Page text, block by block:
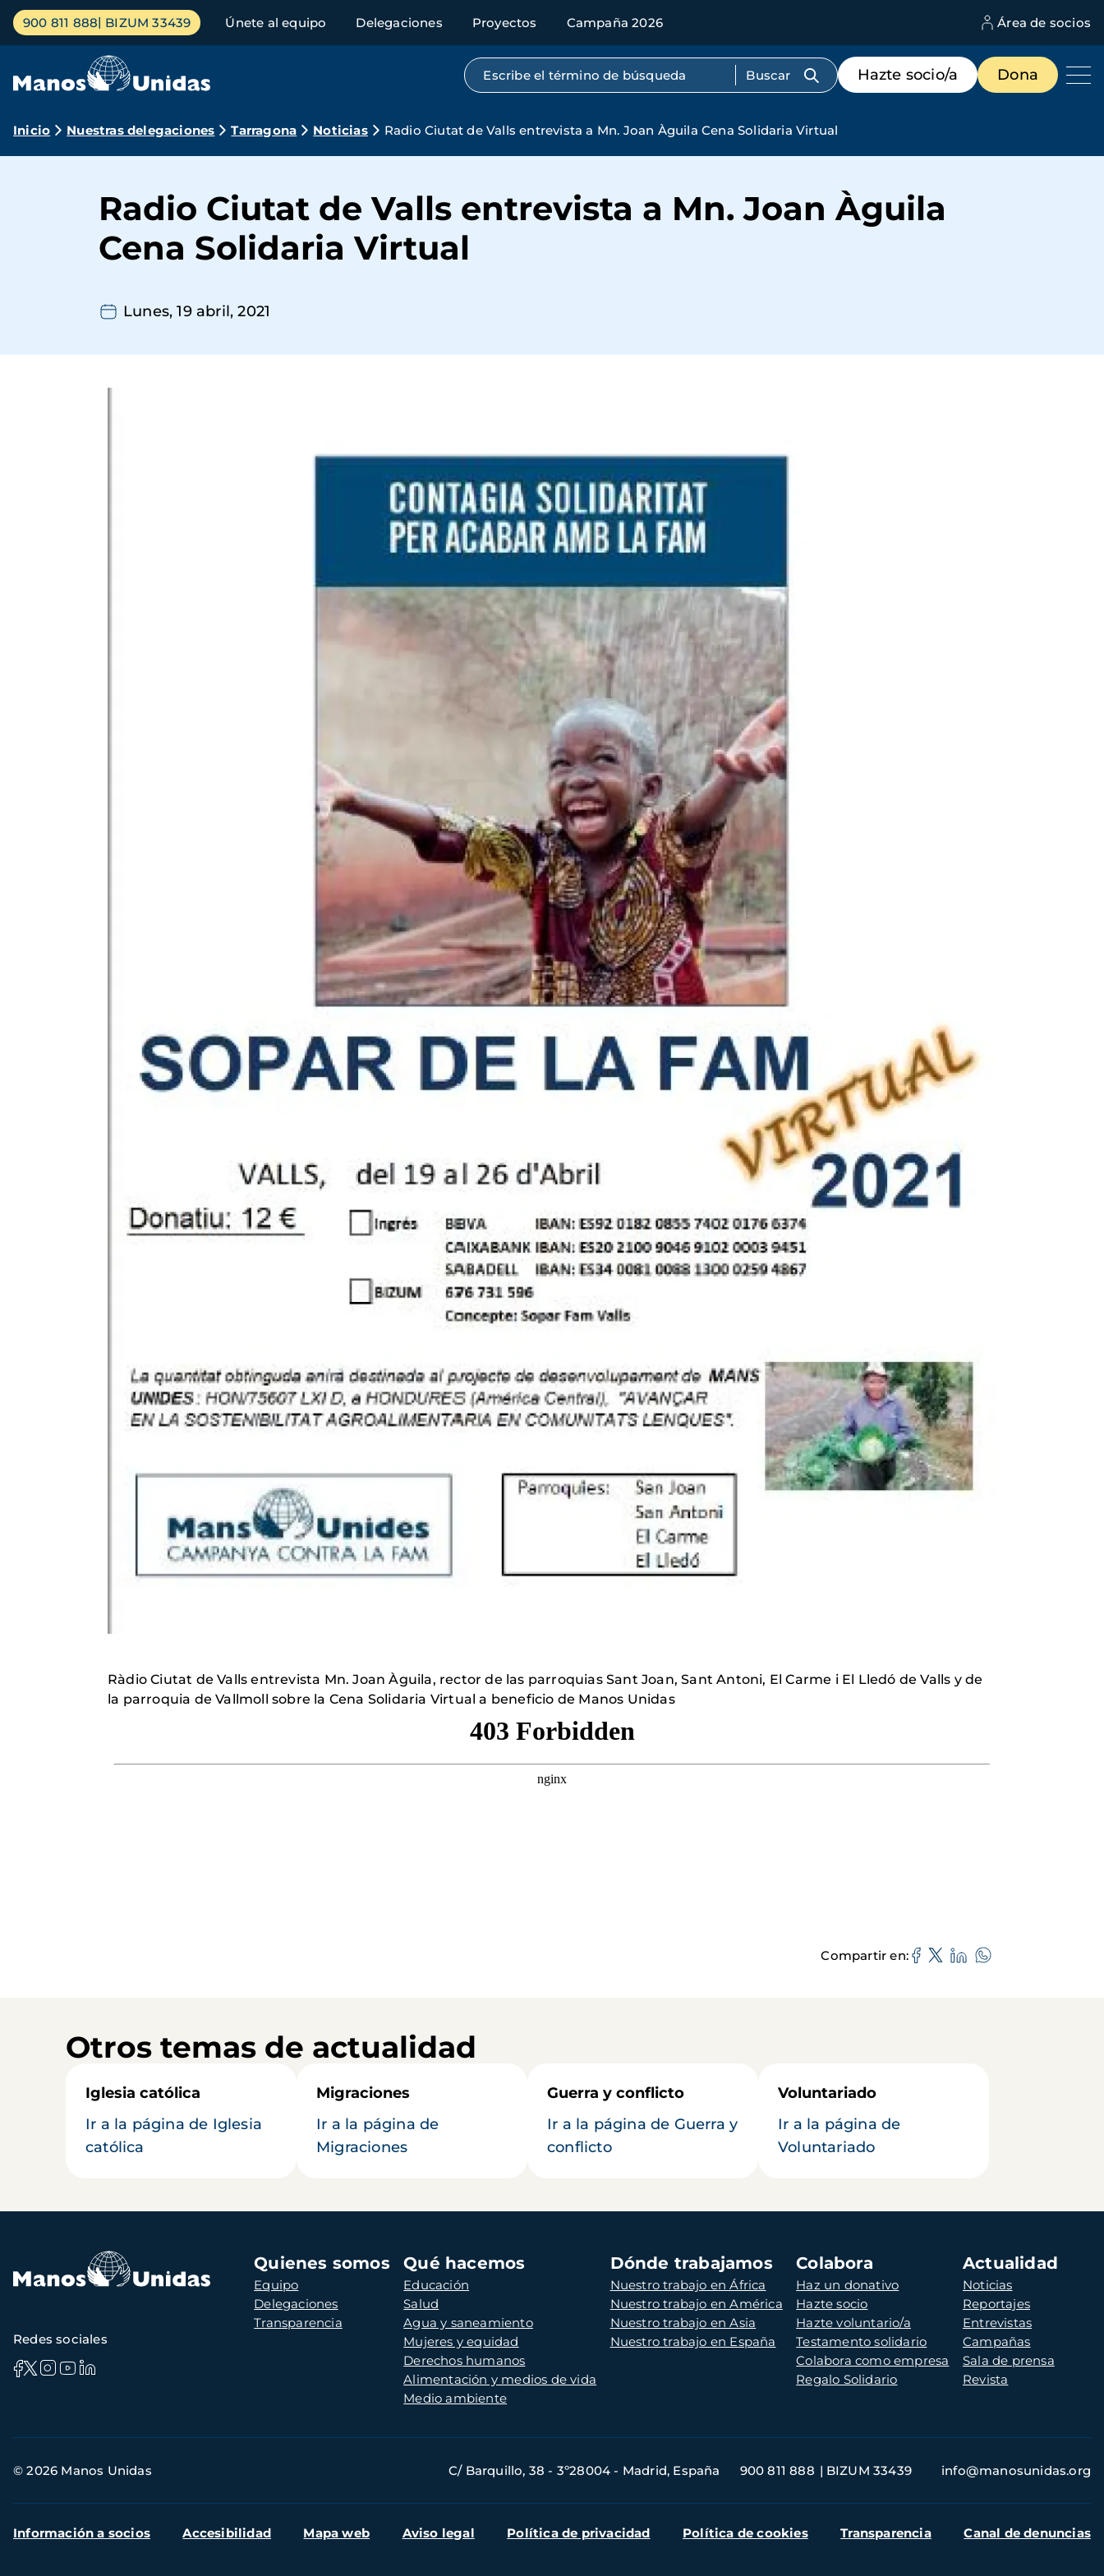
Pasar
contenido
Menú
principal
900 811 888 BIZUM 33439 Únete al equipo Delegaciones Proyectos Campaña 2026 Área de socios
Búsqueda por texto completo
Menú
de
destacados
Hazte socio/a Dona
Ruta
navegación
Inicio Nuestras delegaciones Tarragona Noticias Radio Ciutat de Valls entrevista a Mn. Joan Àguila Cena Solidaria Virtual
Radio Ciutat de Valls entrevista a Mn. Joan Àguila
Cena Solidaria Virtual
Lunes, 19 abril, 2021
Ràdio Ciutat de Valls entrevista Mn. Joan Àguila, rector de las parroquias Sant Joan, Sant Antoni, El Carme i El Lledó de Valls y de
la parroquia de Vallmoll sobre la Cena Solidaria Virtual a beneficio de Manos Unidas
Compartir en
Otros temas de actualidad
Iglesia católica
Ir a la página de Iglesia
católica
Migraciones
Ir a la página de
Migraciones
Guerra y conflicto
Ir a la página de Guerra y
conflicto
Voluntariado
Ir a la página de
Voluntariado
Navegación
principal
Quienes somos
Equipo
Delegaciones
Transparencia
Qué hacemos
Educación
Salud
Agua y saneamiento
Mujeres y equidad
Derechos humanos
Alimentación y medios de vida
Medio ambiente
Dónde trabajamos
Nuestro trabajo en África
Nuestro trabajo en América
Nuestro trabajo en Asia
Nuestro trabajo en España
Colabora
Haz un donativo
Hazte socio
Hazte voluntario/a
Testamento solidario
Colabora como empresa
Regalo Solidario
Actualidad
Noticias
Reportajes
Entrevistas
Campañas
Sala de prensa
Revista
Redes sociales
de
© 2026 Manos Unidas C/ Barquillo, 38 - 3º28004 - Madrid, España 900 811 888 BIZUM 33439 info@manosunidas.org
Menú
Información a socios Accesibilidad Mapa web Aviso legal Política de privacidad Política de cookies Transparencia Canal de denuncias